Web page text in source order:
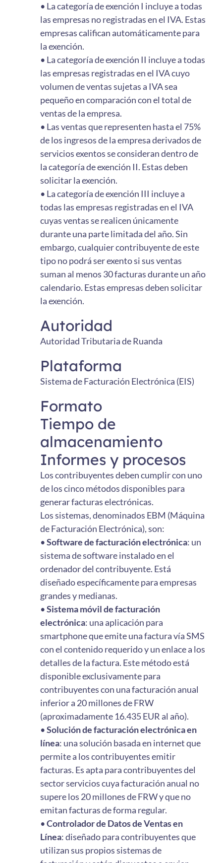
• La categoría de exención I incluye a todas
las empresas no registradas en el IVA. Estas
empresas califican automáticamente para
la exención.
• La categoría de exención II incluye a todas
las empresas registradas en el IVA cuyo
volumen de ventas sujetas a IVA sea
pequeño en comparación con el total de
ventas de la empresa.
• Las ventas que representen hasta el 75%
de los ingresos de la empresa derivados de
servicios exentos se consideran dentro de
la categoría de exención II. Estas deben
solicitar la exención.
• La categoría de exención III incluye a
todas las empresas registradas en el IVA
cuyas ventas se realicen únicamente
durante una parte limitada del año. Sin
embargo, cualquier contribuyente de este
tipo no podrá ser exento si sus ventas
suman al menos 30 facturas durante un año
calendario. Estas empresas deben solicitar
la exención.
Autoridad
Autoridad Tributaria de Ruanda
Plataforma
Sistema de Facturación Electrónica (EIS)
Formato
Tiempo de
almacenamiento
Informes y procesos
Los contribuyentes deben cumplir con uno
de los cinco métodos disponibles para
generar facturas electrónicas.
Los sistemas, denominados EBM (Máquina
de Facturación Electrónica), son:
•Software de facturación electrónica: un
sistema de software instalado en el
ordenador del contribuyente. Está
diseñado específicamente para empresas
grandes y medianas.
•Sistema móvil de facturación
electrónica: una aplicación para
smartphone que emite una factura vía SMS
con el contenido requerido y un enlace a los
detalles de la factura. Este método está
disponible exclusivamente para
contribuyentes con una facturación anual
inferior a 20 millones de FRW
(aproximadamente 16.435 EUR al año).
•Solución de facturación electrónica en
línea: una solución basada en internet que
permite a los contribuyentes emitir
facturas. Es apta para contribuyentes del
sector servicios cuya facturación anual no
supere los 20 millones de FRW y que no
emitan facturas de forma regular.
•Controlador de Datos de Ventas en
Línea: diseñado para contribuyentes que
utilizan sus propios sistemas de